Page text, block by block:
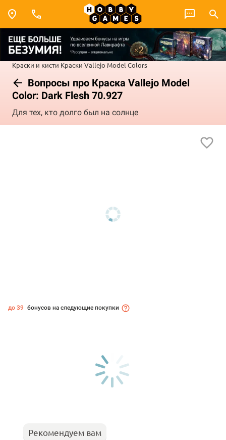
Краски и кисти Краски Vallejo Model Colors
Вопросы про Краска Vallejo Model
Color: Dark Flesh 70.927
Для тех, кто долго был на солнце
до 39 бонусов на следующие покупки
Рекомендуем вам